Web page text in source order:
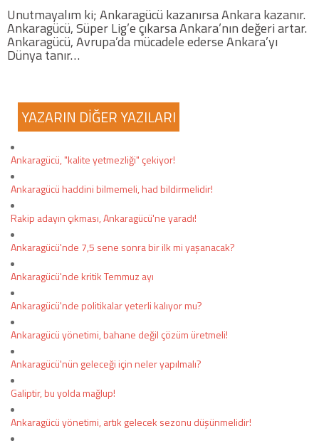
Unutmayalım ki; Ankaragücü kazanırsa Ankara kazanır.
Ankaragücü, Süper Lig’e çıkarsa Ankara’nın değeri artar.
Ankaragücü, Avrupa’da mücadele ederse Ankara’yı
Dünya tanır…
YAZARIN DİĞER YAZILARI
Ankaragücü, "kalite yetmezliği" çekiyor!
Ankaragücü haddini bilmemeli, had bildirmelidir!
Rakip adayın çıkması, Ankaragücü'ne yaradı!
Ankaragücü'nde 7,5 sene sonra bir ilk mi yaşanacak?
Ankaragücü'nde kritik Temmuz ayı
Ankaragücü'nde politikalar yeterli kalıyor mu?
Ankaragücü yönetimi, bahane değil çözüm üretmeli!
Ankaragücü'nün geleceği için neler yapılmalı?
Galiptir, bu yolda mağlup!
Ankaragücü yönetimi, artık gelecek sezonu düşünmelidir!